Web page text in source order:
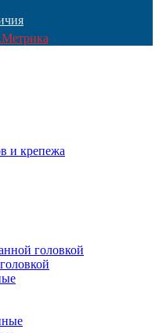
и крепежа
головкой